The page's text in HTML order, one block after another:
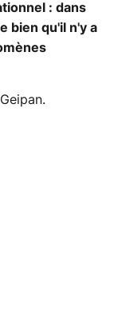
: dans
bien qu'il n'y a